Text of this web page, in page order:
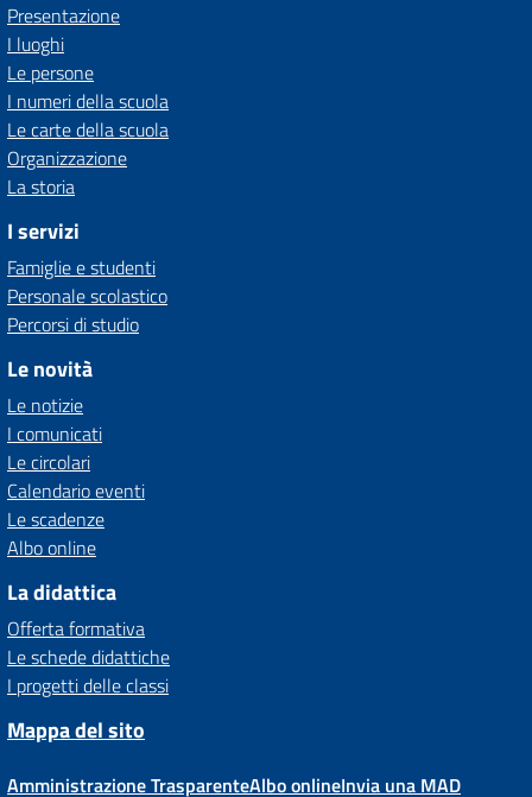
Presentazione
I luoghi
Le persone
I numeri della scuola
Le carte della scuola
Organizzazione
La storia
I servizi
Famiglie e studenti
Personale scolastico
Percorsi di studio
Le novità
Le notizie
I comunicati
Le circolari
Calendario eventi
Le scadenze
Albo online
La didattica
Offerta formativa
Le schede didattiche
I progetti delle classi
Mappa del sito
Amministrazione TrasparenteAlbo onlineInvia una MAD